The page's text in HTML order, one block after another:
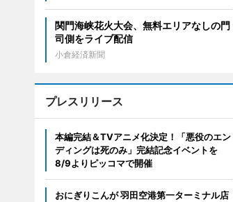
関門海峡花火大会、無料エリアなしの門
司側をライブ配信
小倉経済新聞
プレスリリース
本編完結＆TVアニメ化決定！「悪役のエン
ディングは死のみ」完結記念イベントを
8/9よりピッコマで開催
おにぎりこんが 羽田空港第一ターミナル店